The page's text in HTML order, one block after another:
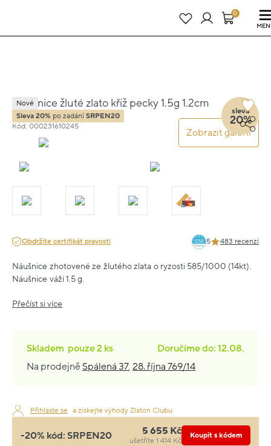
23 dní : 0h : 59m : 04s0
Náušnice žluté zlato kříž pecky 1.5g 1.2cm
Kód: 000231610245
Zobrazit galerii
Nové
Sleva 20% po zadání SRPEN20
sleva
20%
Obdržíte certifikát pravosti 5 483 recenzí
Náušnice zhotovené ze žlutého zlata o ryzosti 585/1000 (14kt).
Náušnice váží 1.5 g.
Přečíst si více
Skladem pouze2 ks
Doručíme do: 12.08.
Na prodejně Spálená 37, 28. října 769/14
Přihlaste se a získejte výhody Zlaton Clubu
-20% kód: SRPEN20 5 655 Kč
ušetříte 1 414 Kč
Koupit s kódem